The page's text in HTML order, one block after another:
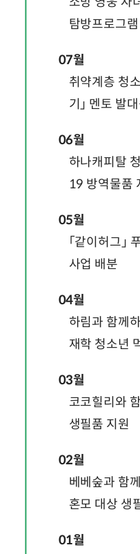
탐방프로그램
07월
취약계층 청
기」 멘토 발
06월
하나캐피탈
19 방역물품
05월
「같이허그」
사업 배분
04월
하림과 함께
재학 청소년
03월
코코힐리와
생필품 지원
02월
베베숲과 함
혼모 대상 생
01월